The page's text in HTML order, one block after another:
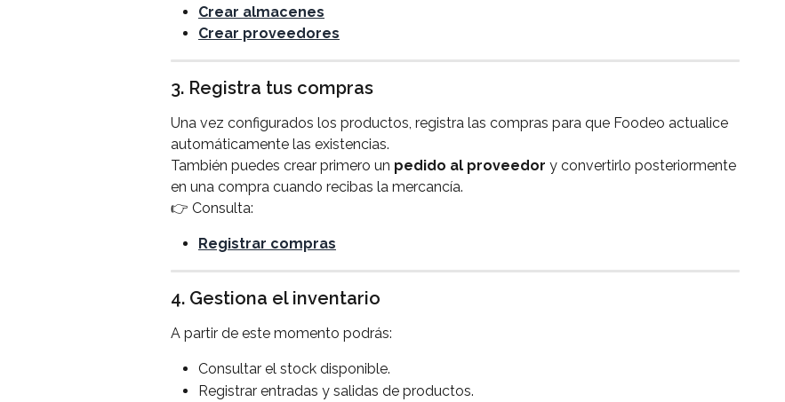
Crear almacenes
Crear proveedores
3. Registra tus compras
Una vez configurados los productos, registra las compras para que Foodeo actualice
automáticamente las existencias.
También puedes crear primero un pedido al proveedor y convertirlo posteriormente
en una compra cuando recibas la mercancía.
👉 Consulta:
Registrar compras
4. Gestiona el inventario
A partir de este momento podrás:
Consultar el stock disponible.
Registrar entradas y salidas de productos.